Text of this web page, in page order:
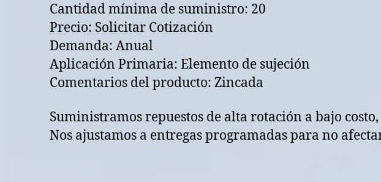
Cantidad mínima de suministro: 20
Precio: Solicitar Cotización
Demanda: Anual
Aplicación Primaria: Elemento de sujeción
Comentarios del producto: Zincada
Suministramos repuestos de alta rotación a bajo
Nos ajustamos a entregas programadas para no